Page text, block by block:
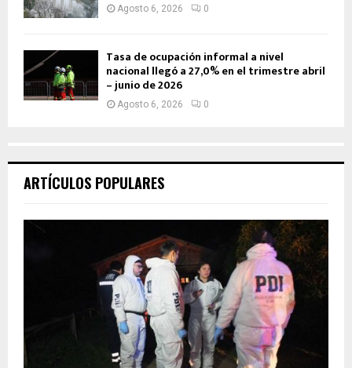
Agosto 6, 2026 0
Tasa de ocupación informal a nivel
nacional llegó a 27,0% en el trimestre abril
– junio de 2026
Agosto 6, 2026 0
ARTÍCULOS POPULARES